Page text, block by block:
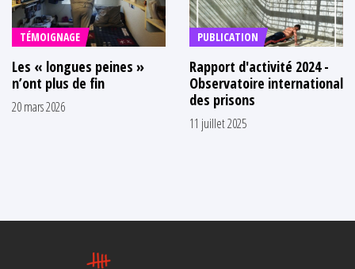
TÉMOIGNAGE
Les « longues peines »
n’ont plus de fin
20 mars 2026
PUBLICATION
Rapport d'activité 2024 -
Observatoire international
des prisons
11 juillet 2025